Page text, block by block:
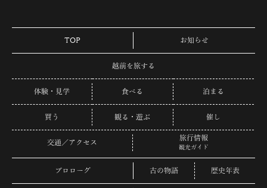
TOP お知らせ
越前を旅する
体験・見学 食べる 泊まる
買う 観る・遊ぶ 催し
交通／アクセス
旅行情報
観光ガイド
プロローグ 古の物語 歴史年表